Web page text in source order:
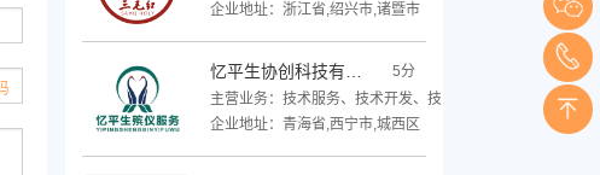
企业地址：浙江省,绍兴市,诸暨市
5分
主营业务：技术服务、技术开发、技术咨询、技术交流、技
企业地址：青海省,西宁市,城西区